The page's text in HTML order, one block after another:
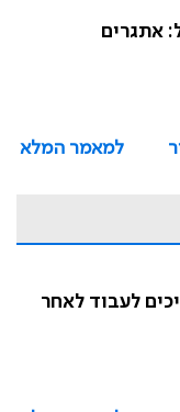
אתגרים
למאמר המלא
לעבוד לאחר